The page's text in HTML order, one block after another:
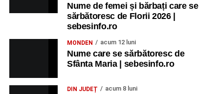
Nume de femei și bărbați care se
sărbătoresc de Florii 2026 |
sebesinfo.ro
MONDEN acum 12 luni
Nume care se sărbătoresc de
Sfânta Maria | sebesinfo.ro
DIN JUDEȚ acum 8 luni